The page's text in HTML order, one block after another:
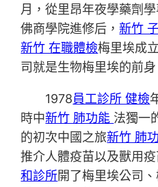
月，從里昂年夜學藥劑
佛商學院進修后，新竹
新竹 在職體檢梅里埃成
司就是生物梅里埃的前身
1978員工診所 健檢
時中新竹 肺功能 法獨一
的初次中國之旅新竹 肺
推介人體疫苗以及獸用
和診所開了梅里埃公司